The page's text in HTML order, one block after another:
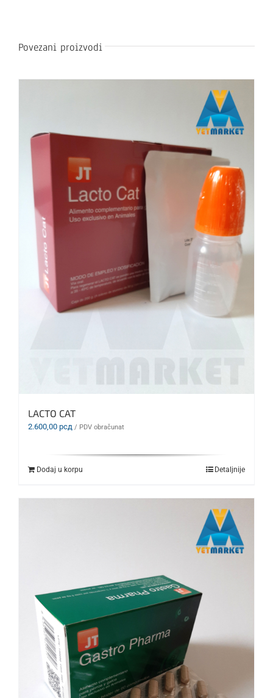
Povezani proizvodi
LACTO CAT
2.600,00 рсд / PDV obračunat
Dodaj u korpu Detaljnije